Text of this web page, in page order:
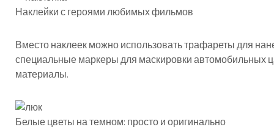
Наклейки с героями любимых фильмов
Вместо наклеек можно использовать трафареты для
специальные маркеры для маскировки автомобильных
материалы.
Белые цветы на темном: просто и оригинально